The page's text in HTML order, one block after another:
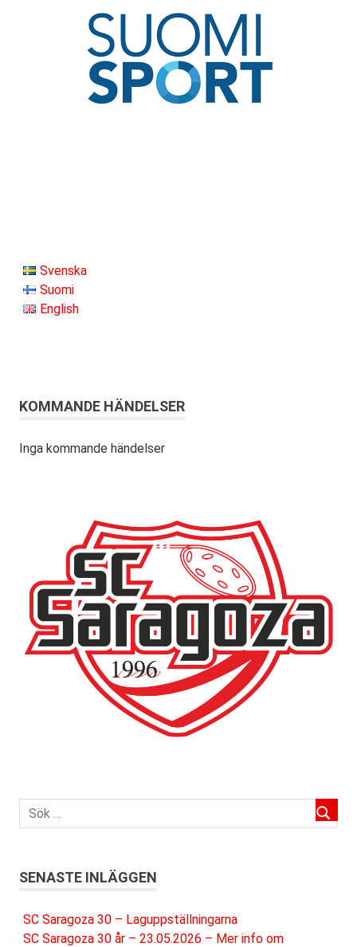
Svenska
Suomi
English
KOMMANDE HÄNDELSER
Inga kommande händelser
SENASTE INLÄGGEN
SC Saragoza 30 – Laguppställningarna
SC Saragoza 30 år – 23.05.2026 – Mer info om